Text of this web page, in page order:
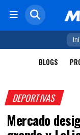
BLOGS
DEPORTIVAS
Mercado